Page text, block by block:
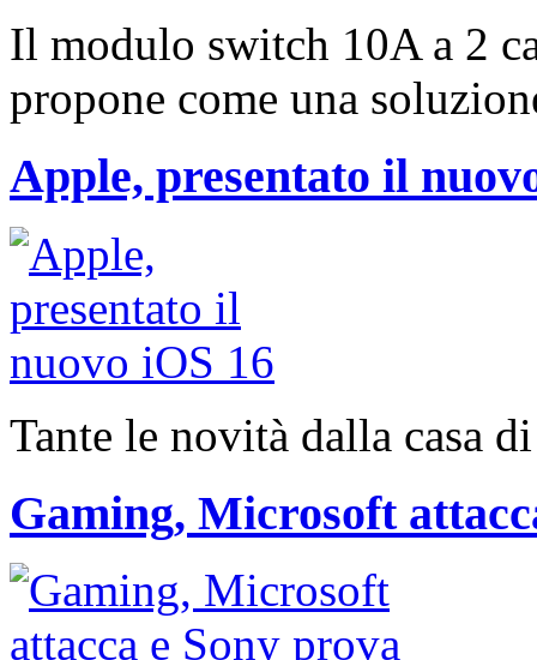
Il modulo switch 10A a 2
propone come una
Apple, presentato il
Tante le novità dalla casa
Gaming, Microsoft